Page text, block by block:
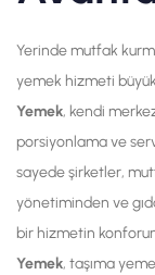
Yerinde mutfak
yemek hizmeti
Yemek, kendi
porsiyonlama ve
sayede şirketler,
yönetiminden ve
bir hizmetin
Yemek, taşıma